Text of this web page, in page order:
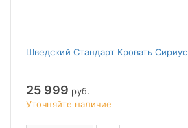
Шведский Стандарт Кровать Сириус
25 999 руб.
Уточняйте наличие